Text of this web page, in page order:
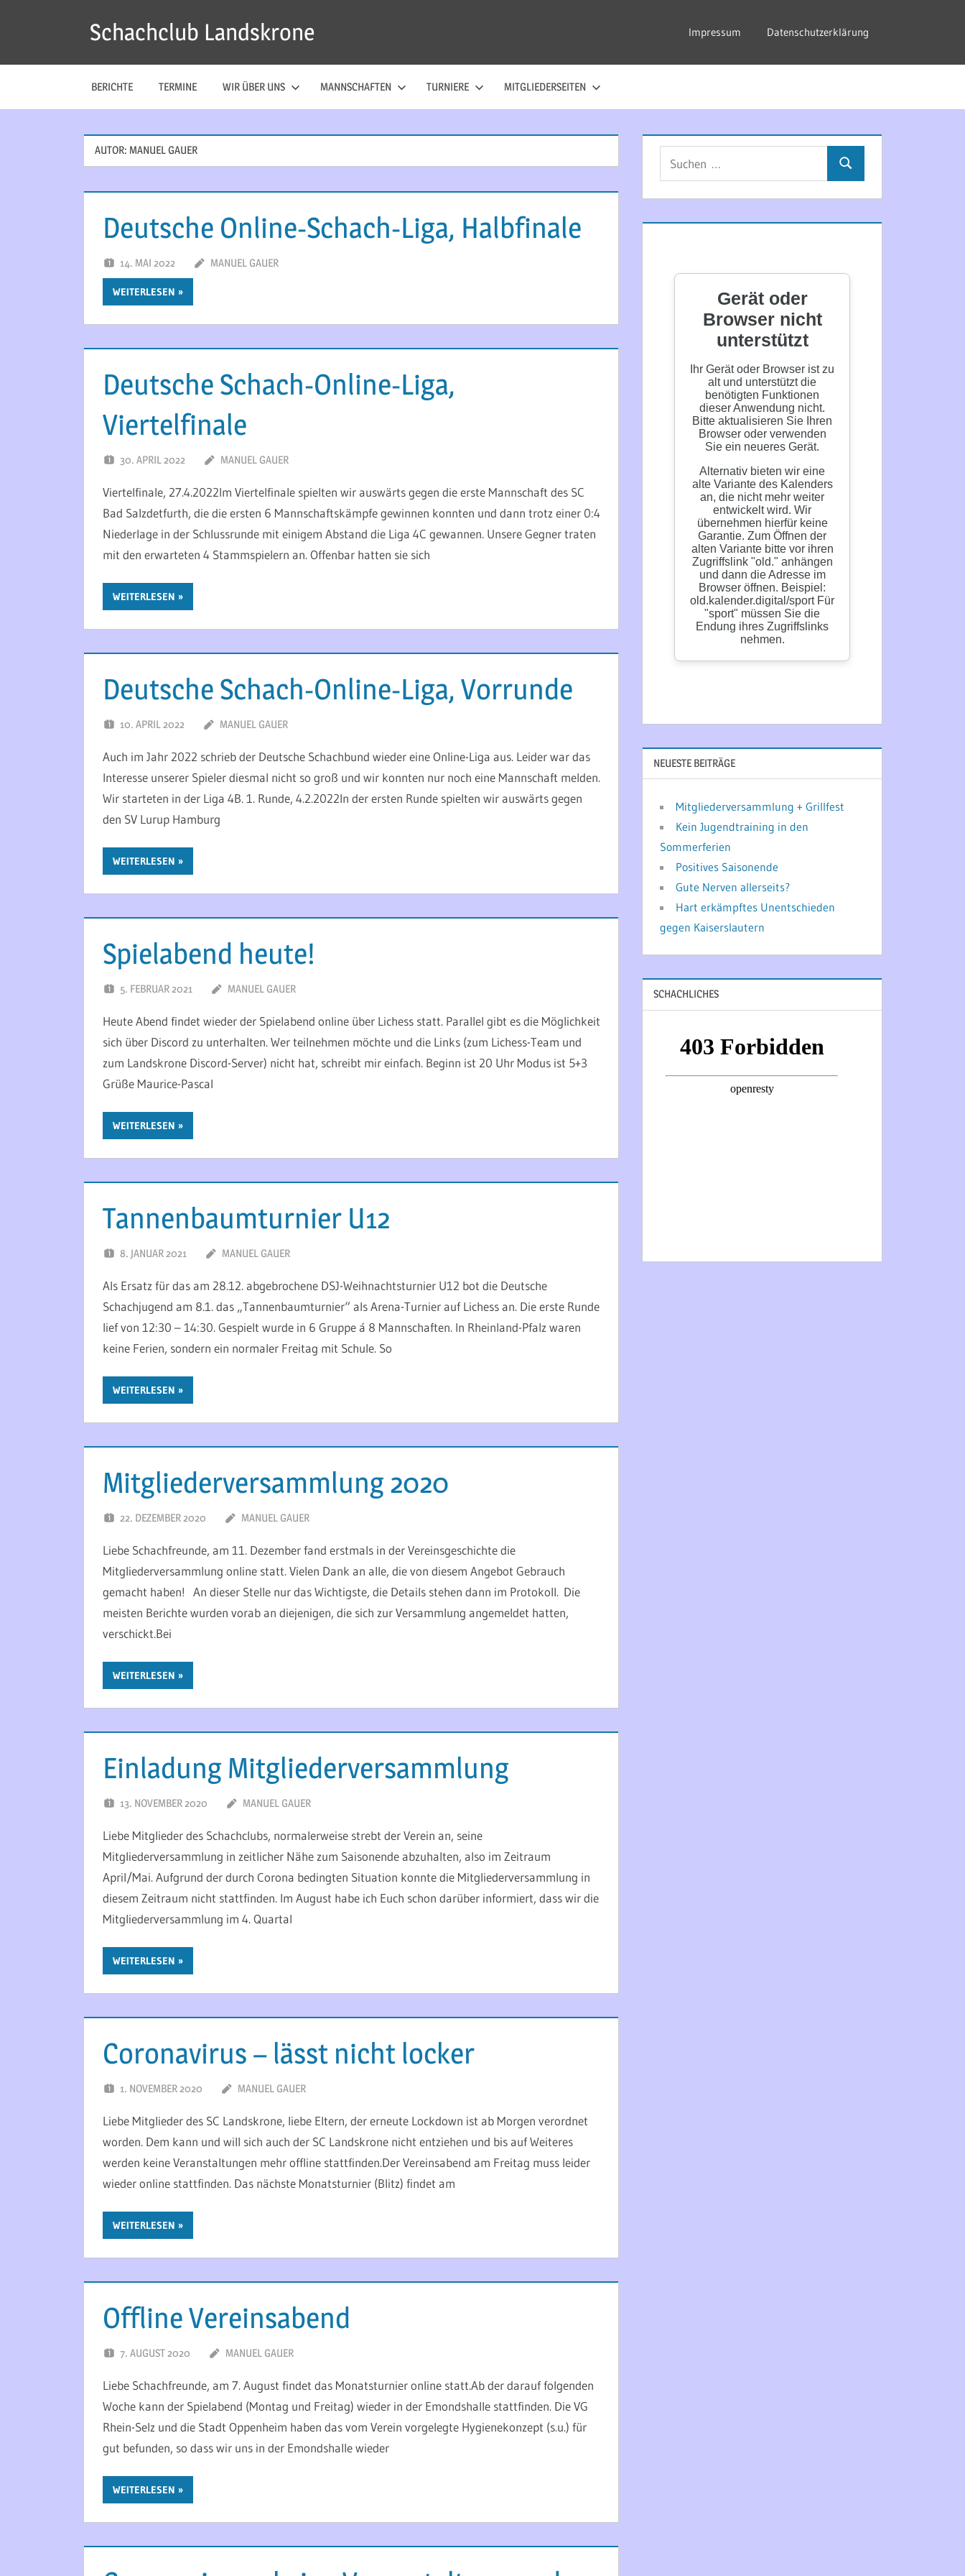
Schachclub Landskrone Impressum Datenschutzerklärung
BERICHTE TERMINE WIR ÜBER UNS MANNSCHAFTEN TURNIERE MITGLIEDERSEITEN
AUTOR: MANUEL GAUER
Deutsche Online-Schach-Liga, Halbfinale
14. MAI 2022 MANUEL GAUER
WEITERLESEN
Deutsche Schach-Online-Liga,
Viertelfinale
30. APRIL 2022 MANUEL GAUER
Viertelfinale, 27.4.2022Im Viertelfinale spielten wir auswärts gegen die erste Mannschaft des SC
Bad Salzdetfurth, die die ersten 6 Mannschaftskämpfe gewinnen konnten und dann trotz einer 0:4
Niederlage in der Schlussrunde mit einigem Abstand die Liga 4C gewannen. Unsere Gegner traten
mit den erwarteten 4 Stammspielern an. Offenbar hatten sie sich
WEITERLESEN
Deutsche Schach-Online-Liga, Vorrunde
10. APRIL 2022 MANUEL GAUER
Auch im Jahr 2022 schrieb der Deutsche Schachbund wieder eine Online-Liga aus. Leider war das
Interesse unserer Spieler diesmal nicht so groß und wir konnten nur noch eine Mannschaft melden.
Wir starteten in der Liga 4B. 1. Runde, 4.2.2022In der ersten Runde spielten wir auswärts gegen
den SV Lurup Hamburg
WEITERLESEN
Spielabend heute!
5. FEBRUAR 2021 MANUEL GAUER
Heute Abend findet wieder der Spielabend online über Lichess statt. Parallel gibt es die Möglichkeit
sich über Discord zu unterhalten. Wer teilnehmen möchte und die Links (zum Lichess-Team und
zum Landskrone Discord-Server) nicht hat, schreibt mir einfach. Beginn ist 20 Uhr Modus ist 5+3
Grüße Maurice-Pascal
WEITERLESEN
Tannenbaumturnier U12
8. JANUAR 2021 MANUEL GAUER
Als Ersatz für das am 28.12. abgebrochene DSJ-Weihnachtsturnier U12 bot die Deutsche
Schachjugend am 8.1. das „Tannenbaumturnier“ als Arena-Turnier auf Lichess an. Die erste Runde
lief von 12:30 – 14:30. Gespielt wurde in 6 Gruppe á 8 Mannschaften. In Rheinland-Pfalz waren
keine Ferien, sondern ein normaler Freitag mit Schule. So
WEITERLESEN
Mitgliederversammlung 2020
22. DEZEMBER 2020 MANUEL GAUER
Liebe Schachfreunde, am 11. Dezember fand erstmals in der Vereinsgeschichte die
Mitgliederversammlung online statt. Vielen Dank an alle, die von diesem Angebot Gebrauch
gemacht haben! An dieser Stelle nur das Wichtigste, die Details stehen dann im Protokoll. Die
meisten Berichte wurden vorab an diejenigen, die sich zur Versammlung angemeldet hatten,
verschickt.Bei
WEITERLESEN
Einladung Mitgliederversammlung
13. NOVEMBER 2020 MANUEL GAUER
Liebe Mitglieder des Schachclubs, normalerweise strebt der Verein an, seine
Mitgliederversammlung in zeitlicher Nähe zum Saisonende abzuhalten, also im Zeitraum
April/Mai. Aufgrund der durch Corona bedingten Situation konnte die Mitgliederversammlung in
diesem Zeitraum nicht stattfinden. Im August habe ich Euch schon darüber informiert, dass wir die
Mitgliederversammlung im 4. Quartal
WEITERLESEN
Coronavirus – lässt nicht locker
1. NOVEMBER 2020 MANUEL GAUER
Liebe Mitglieder des SC Landskrone, liebe Eltern, der erneute Lockdown ist ab Morgen verordnet
worden. Dem kann und will sich auch der SC Landskrone nicht entziehen und bis auf Weiteres
werden keine Veranstaltungen mehr offline stattfinden.Der Vereinsabend am Freitag muss leider
wieder online stattfinden. Das nächste Monatsturnier (Blitz) findet am
WEITERLESEN
Offline Vereinsabend
7. AUGUST 2020 MANUEL GAUER
Liebe Schachfreunde, am 7. August findet das Monatsturnier online statt.Ab der darauf folgenden
Woche kann der Spielabend (Montag und Freitag) wieder in der Emondshalle stattfinden. Die VG
Rhein-Selz und die Stadt Oppenheim haben das vom Verein vorgelegte Hygienekonzept (s.u.) für
gut befunden, so dass wir uns in der Emondshalle wieder
WEITERLESEN
Suchen
NEUESTE BEITRÄGE
Mitgliederversammlung + Grillfest
Kein Jugendtraining in den
Sommerferien
Positives Saisonende
Gute Nerven allerseits?
Hart erkämpftes Unentschieden
gegen Kaiserslautern
SCHACHLICHES